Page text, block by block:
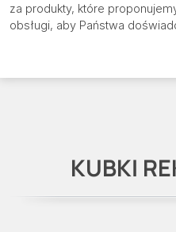
za produkty, które
obsługi, aby Państwa
KUBKI